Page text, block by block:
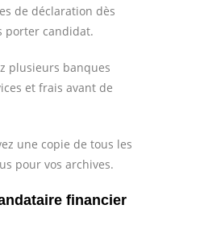
de déclaration dès
porter candidat.
plusieurs banques
et frais avant de
une copie de tous les
pour vos archives.
financier